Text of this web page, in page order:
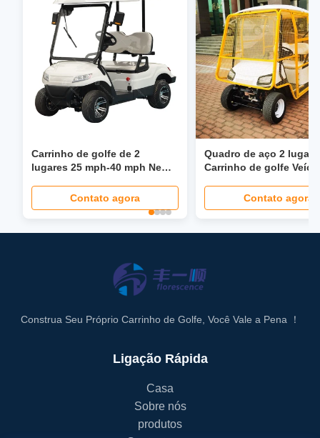
Carrinho de golfe de 2
lugares 25 mph-40 mph New
Contato agora
Quadro de aço 2
Carrinho de golfe
garantia Potência da
de lítio
Contato agora
Construa Seu Próprio Carrinho de Golfe, Você Vale a Pena ！
Ligação Rápida
Casa
Sobre nós
produtos